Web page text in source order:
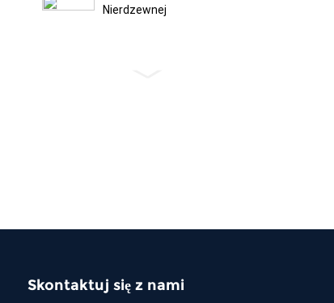
Nierdzewnej
Skontaktuj się z nami